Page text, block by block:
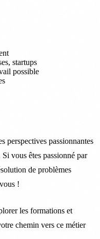
startups
possible
perspectives passionnantes
vous êtes passionné par
de problèmes
!
les formations et
chemin vers ce métier